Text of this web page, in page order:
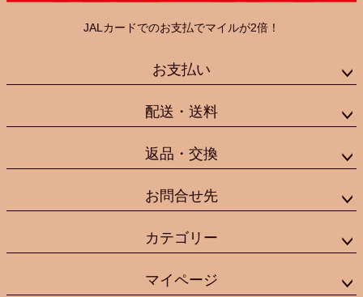
JALカードでのお支払でマイルが2倍！
お支払い
配送・送料
返品・交換
お問合せ先
カテゴリー
マイページ